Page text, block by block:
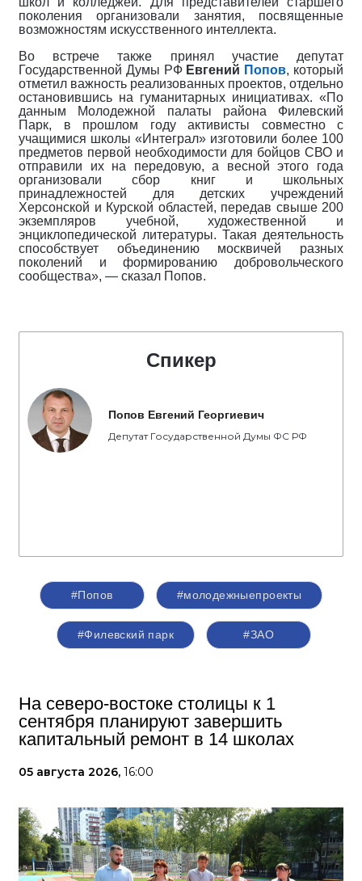
поколения организовали занятия, посвященные
возможностям искусственного интеллекта.
Во встрече также принял участие депутат
Государственной Думы РФ Евгений Попов, который
отметил важность реализованных проектов, отдельно
остановившись на гуманитарных инициативах. «По
данным Молодежной палаты района Филевский
Парк, в прошлом году активисты совместно с
учащимися школы «Интеграл» изготовили более 100
предметов первой необходимости для бойцов СВО и
отправили их на передовую, а весной этого года
организовали сбор книг и школьных
принадлежностей для детских учреждений
Херсонской и Курской областей, передав свыше 200
экземпляров учебной, художественной и
энциклопедической литературы. Такая деятельность
способствует объединению москвичей разных
поколений и формированию добровольческого
сообщества», — сказал Попов.
Спикер
Попов Евгений Георгиевич
Депутат Государственной Думы ФС РФ
#Попов #молодежныепроекты
#Филевский парк #ЗАО
На северо-востоке столицы к 1
сентября планируют завершить
капитальный ремонт в 14 школах
05 августа 2026, 16:00